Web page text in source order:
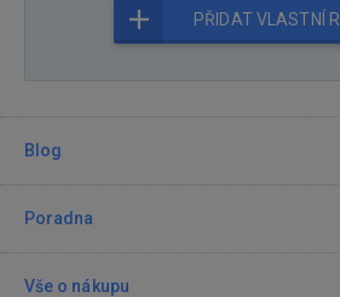
PŘIDAT VLASTNÍ
Blog
Poradna
Vše o nákupu